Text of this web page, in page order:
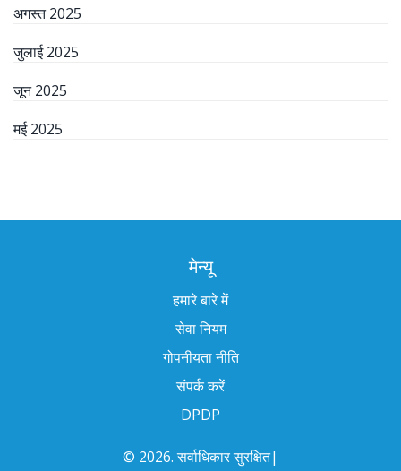
अगस्त 2025
जुलाई 2025
जून 2025
मई 2025
मेन्यू
हमारे बारे में
सेवा नियम
गोपनीयता नीति
संपर्क करें
DPDP
© 2026. सर्वाधिकार सुरक्षित|